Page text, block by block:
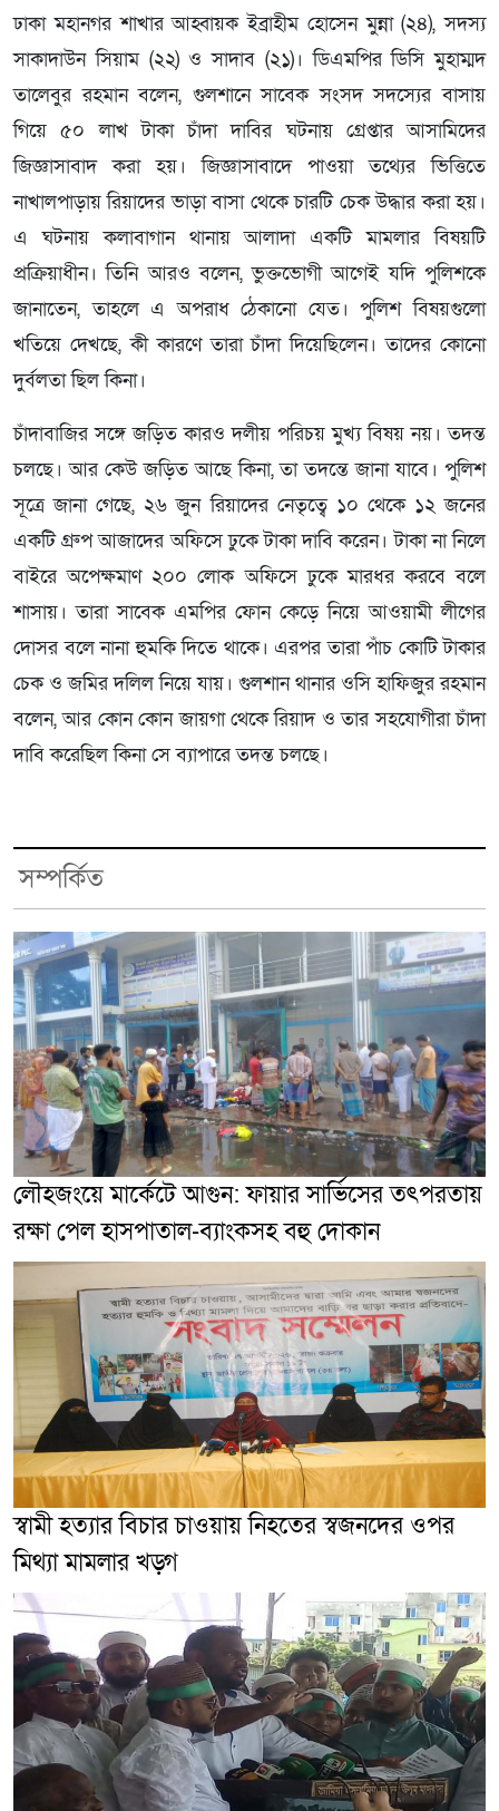
ঢাকা মহানগর শাখার আহ্বায়ক ইব্রাহীম হোসেন মুন্না (২৪), সদস্য
সাকাদাউন সিয়াম (২২) ও সাদাব (২১)। ডিএমপির ডিসি মুহাম্মদ
তালেবুর রহমান বলেন, গুলশানে সাবেক সংসদ সদস্যের বাসায়
গিয়ে ৫০ লাখ টাকা চাঁদা দাবির ঘটনায় গ্রেপ্তার আসামিদের
জিজ্ঞাসাবাদ করা হয়। জিজ্ঞাসাবাদে পাওয়া তথ্যের ভিত্তিতে
নাখালপাড়ায় রিয়াদের ভাড়া বাসা থেকে চারটি চেক উদ্ধার করা হয়।
এ ঘটনায় কলাবাগান থানায় আলাদা একটি মামলার বিষয়টি
প্রক্রিয়াধীন। তিনি আরও বলেন, ভুক্তভোগী আগেই যদি পুলিশকে
জানাতেন, তাহলে এ অপরাধ ঠেকানো যেত। পুলিশ বিষয়গুলো
খতিয়ে দেখছে, কী কারণে তারা চাঁদা দিয়েছিলেন। তাদের কোনো
দুর্বলতা ছিল কিনা।
চাঁদাবাজির সঙ্গে জড়িত কারও দলীয় পরিচয় মুখ্য বিষয় নয়। তদন্ত
চলছে। আর কেউ জড়িত আছে কিনা, তা তদন্তে জানা যাবে। পুলিশ
সূত্রে জানা গেছে, ২৬ জুন রিয়াদের নেতৃত্বে ১০ থেকে ১২ জনের
একটি গ্রুপ আজাদের অফিসে ঢুকে টাকা দাবি করেন। টাকা না নিলে
বাইরে অপেক্ষমাণ ২০০ লোক অফিসে ঢুকে মারধর করবে বলে
শাসায়। তারা সাবেক এমপির ফোন কেড়ে নিয়ে আওয়ামী লীগের
দোসর বলে নানা হুমকি দিতে থাকে। এরপর তারা পাঁচ কোটি টাকার
চেক ও জমির দলিল নিয়ে যায়। গুলশান থানার ওসি হাফিজুর রহমান
বলেন, আর কোন কোন জায়গা থেকে রিয়াদ ও তার সহযোগীরা চাঁদা
দাবি করেছিল কিনা সে ব্যাপারে তদন্ত চলছে।
সম্পর্কিত
লৌহজংয়ে মার্কেটে আগুন: ফায়ার সার্ভিসের তৎপরতায়
রক্ষা পেল হাসপাতাল-ব্যাংকসহ বহু দোকান
স্বামী হত্যার বিচার চাওয়ায় নিহতের স্বজনদের ওপর
মিথ্যা মামলার খড়্গ